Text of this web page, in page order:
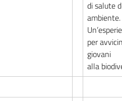
di salute
ambiente.
per
giovani
alla